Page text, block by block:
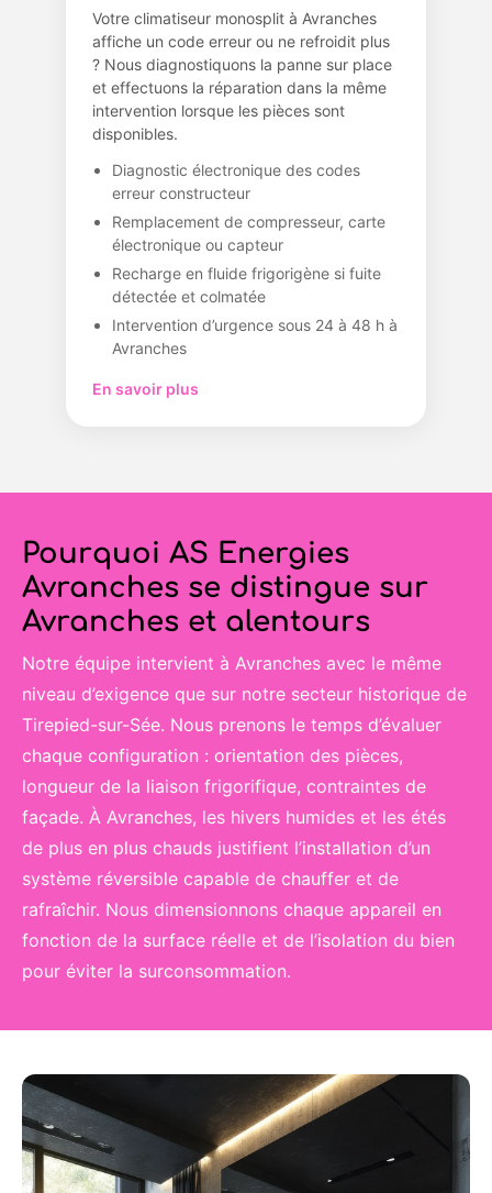
Votre climatiseur monosplit à Avranches
affiche un code erreur ou ne refroidit plus
? Nous diagnostiquons la panne sur place
et effectuons la réparation dans la même
intervention lorsque les pièces sont
disponibles.
Diagnostic électronique des codes
erreur constructeur
Remplacement de compresseur, carte
électronique ou capteur
Recharge en fluide frigorigène si fuite
détectée et colmatée
Intervention d’urgence sous 24 à 48 h à
Avranches
En savoir plus
Pourquoi AS Energies
Avranches se distingue sur
Avranches et alentours
Notre équipe intervient à Avranches avec le même
niveau d’exigence que sur notre secteur historique de
Tirepied-sur-Sée. Nous prenons le temps d’évaluer
chaque configuration : orientation des pièces,
longueur de la liaison frigorifique, contraintes de
façade. À Avranches, les hivers humides et les étés
de plus en plus chauds justifient l’installation d’un
système réversible capable de chauffer et de
rafraîchir. Nous dimensionnons chaque appareil en
fonction de la surface réelle et de l’isolation du bien
pour éviter la surconsommation.